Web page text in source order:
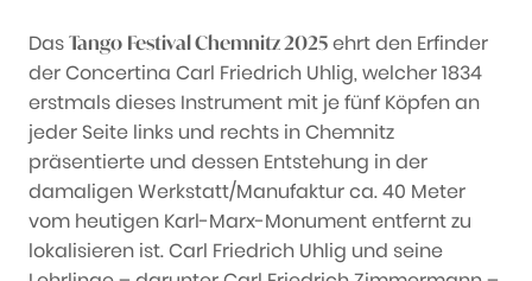
Das Tango Festival Chemnitz 2025 ehrt den Erfinder
der Concertina Carl Friedrich Uhlig, welcher 1834
erstmals dieses Instrument mit je fünf Köpfen an
jeder Seite links und rechts in Chemnitz
präsentierte und dessen Entstehung in der
damaligen Werkstatt/Manufaktur ca. 40 Meter
vom heutigen Karl-Marx-Monument entfernt zu
lokalisieren ist. Carl Friedrich Uhlig und seine